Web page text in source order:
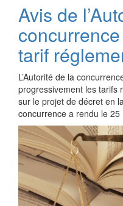
Avis de
tarif
L’Autorité de la
progressivement les tarifs
sur le projet de décret en
concurrence a rendu le